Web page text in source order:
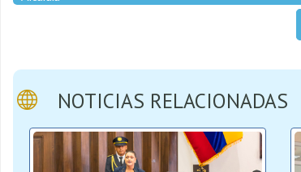
NOTICIAS RELACIONADAS